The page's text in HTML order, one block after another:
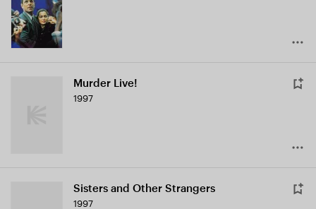
Murder Live!
1997
Sisters and Other Strangers
1997